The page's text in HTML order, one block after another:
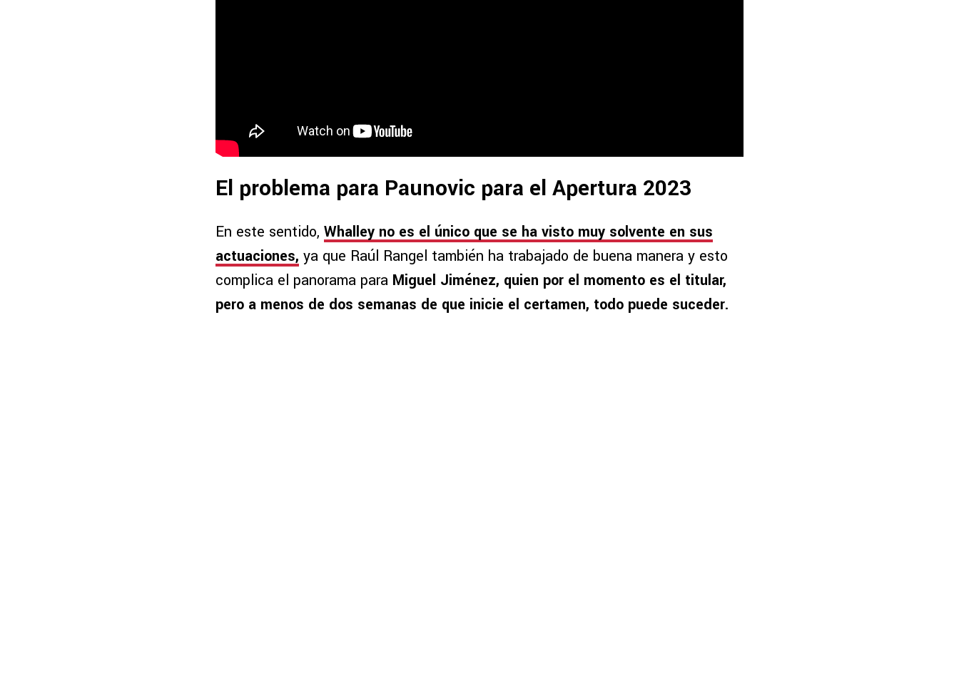
El problema para Paunovic para el Apertura 2023
En este sentido, Whalley no es el único que se ha visto muy solvente en sus
actuaciones, ya que Raúl Rangel también ha trabajado de buena manera y esto
complica el panorama para Miguel Jiménez, quien por el momento es el titular,
pero a menos de dos semanas de que inicie el certamen, todo puede suceder.